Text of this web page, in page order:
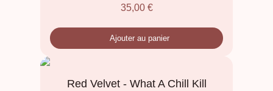
35,00 €
Ajouter au panier
Red Velvet - What A Chill Kill